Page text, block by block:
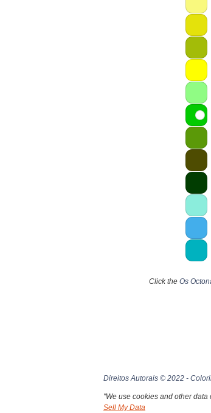
Click the Os
Direitos Autorais © 2022 -
"We use cookies and other
Sell My Data